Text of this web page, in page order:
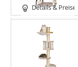
Details & Preise